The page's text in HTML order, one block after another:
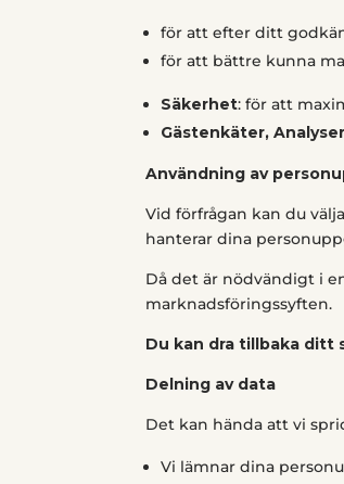
för att efter ditt
för att bättre kunna
Säkerhet: för att
Gästenkäter,
Användning av
Vid förfrågan kan du
hanterar dina
Då det är nödvändigt i
marknadsföringssyften.
Du kan dra tillbaka ditt
Delning av data
Det kan hända att vi
Vi lämnar dina